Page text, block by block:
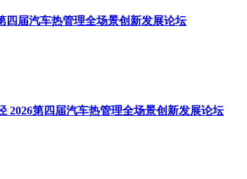
四届汽车热管理全场景创新发展论坛
2026第四届汽车热管理全场景创新发展论坛